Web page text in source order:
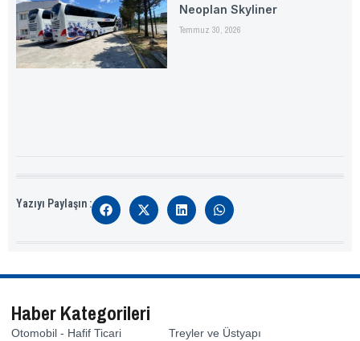
Neoplan Skyliner
Temmuz 30, 2026
Yazıyı Paylaşın :
Haber Kategorileri
Otomobil - Hafif Ticari
Treyler ve Üstyapı